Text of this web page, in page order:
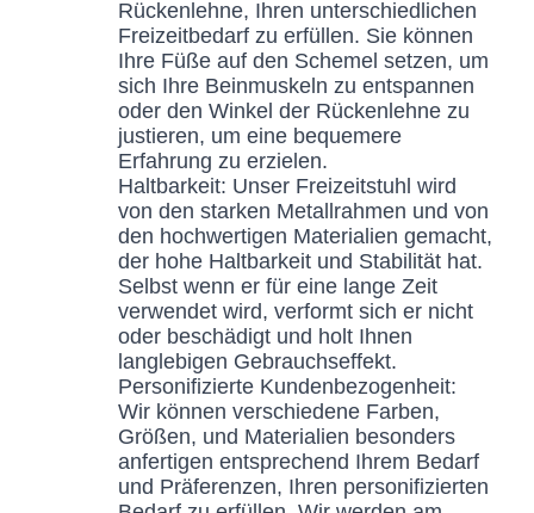
Rückenlehne, Ihren unterschiedlichen
Freizeitbedarf zu erfüllen. Sie können
Ihre Füße auf den Schemel setzen, um
sich Ihre Beinmuskeln zu entspannen
oder den Winkel der Rückenlehne zu
justieren, um eine bequemere
Erfahrung zu erzielen.
Haltbarkeit: Unser Freizeitstuhl wird
von den starken Metallrahmen und von
den hochwertigen Materialien gemacht,
der hohe Haltbarkeit und Stabilität hat.
Selbst wenn er für eine lange Zeit
verwendet wird, verformt sich er nicht
oder beschädigt und holt Ihnen
langlebigen Gebrauchseffekt.
Personifizierte Kundenbezogenheit:
Wir können verschiedene Farben,
Größen, und Materialien besonders
anfertigen entsprechend Ihrem Bedarf
und Präferenzen, Ihren personifizierten